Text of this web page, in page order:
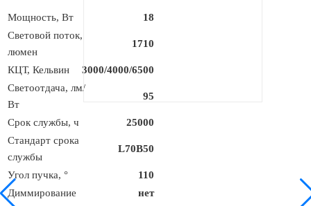
Мощность, Вт
18
Световой поток,
люмен
1710
КЦТ, Кельвин
3000/4000/6500
Светоотдача, лм/
Вт
95
Срок службы, ч
25000
Стандарт срока
службы
L70B50
Угол пучка, °
110
Диммирование
нет